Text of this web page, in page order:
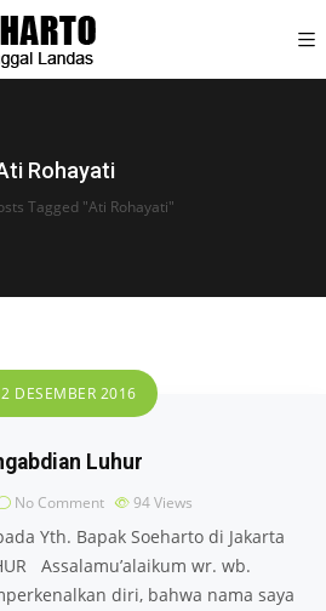
Rohayati
Tagged "Ati Rohayati"
DESEMBER 2016
Luhur
No Comment 94Views
Yth. Bapak Soeharto di Jakarta
Assalamu’alaikum wr. wb.
diri, bahwa nama saya